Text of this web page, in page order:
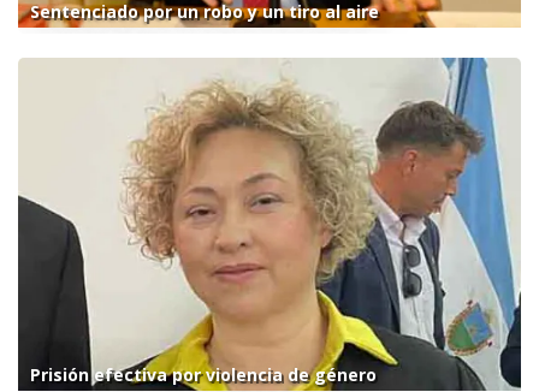
Sentenciado por un robo y un tiro al aire
Prisión efectiva por violencia de género